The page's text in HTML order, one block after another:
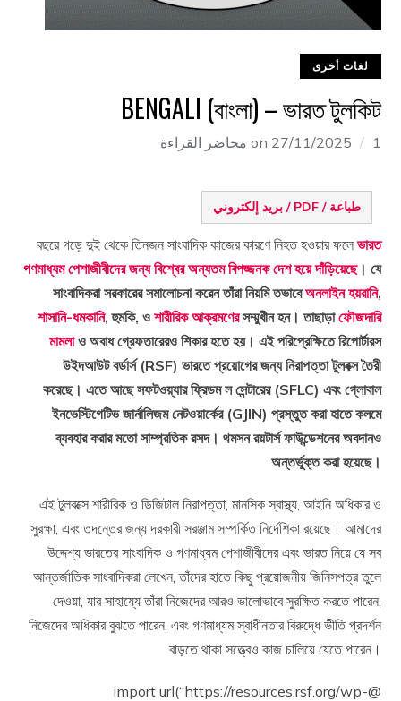
لغات أخرى
BENGALI (বাংলা) – ভারত টুলকিট
on 27/11/2025 1 محاضر القراءة
طباعة / PDF / بريد إلكتروني
বছরে গড়ে দুই থেকে তিনজন সাংবাদিক কাজের কারণে নিহত হওয়ার ফলে ভারত
গণমাধ্যম পেশাজীবীদের জন্য বিশ্বের অন্যতম বিপজ্জনক দেশ হয়ে দাঁড়িয়েছে। যে
সাংবাদিকরা সরকারের সমালোচনা করেন তাঁরা নিয়মি তভাবেঅনলাইন হয়রানি,
শাসানি-ধমকানি, হুমকি, ও শারীরিক আক্রমণেরসম্মুখীন হন। তাছাড়াফৌজদারি
মামলাও অবাধ গ্রেফতারেরও শিকার হতে হয়। এই পরিপ্রেক্ষিতে রিপোর্টারস
উইদআউট বর্ডার্স (RSF) ভারতে প্রয়োগের জন্য নিরাপত্তা টুলবক্স তৈরী
করেছে। এতে আছে সফটওয়্যার ফ্রিডম ল সেন্টারের (SFLC) এবং গ্লোবাল
ইনভেস্টিগেটিভ জার্নালিজম নেটওয়ার্কের (GJIN) প্রস্তুত করা হাতে কলমে
ব্যবহার করার মতো সাম্প্রতিক রসদ। থমসন রয়টার্স ফাউন্ডেশনের অবদানও
অন্তর্ভুক্ত করা হয়েছে।
এই টুলবক্সে শারীরিক ও ডিজিটাল নিরাপত্তা, মানসিক স্বাস্থ্য, আইনি অধিকার ও
সুরক্ষা, এবং তদন্তের জন্য দরকারী সরঞ্জাম সম্পর্কিত নির্দেশিকা রয়েছে। আমাদের
উদ্দেশ্য ভারতের সাংবাদিক ও গণমাধ্যম পেশাজীবীদের এবং ভারত নিয়ে যে সব
আন্তর্জাতিক সাংবাদিকরা লেখেন, তাঁদের হাতে কিছু প্রয়োজনীয় জিনিসপত্র তুলে
দেওয়া, যার সাহায্যে তাঁরা নিজেদের আরও ভালোভাবে সুরক্ষিত করতে পারেন,
নিজেদের অধিকার বুঝতে পারেন, এবং গণমাধ্যম স্বাধীনতার বিরুদ্ধে ভীতি প্রদর্শন
বাড়তে থাকা সত্ত্বেও কাজ চালিয়ে যেতে পারেন।
@import url(“https://resources.rsf.org/wp-